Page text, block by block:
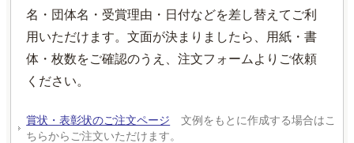
名・団体名・受賞理由・日付などを差し替えてご利
用いただけます。文面が決まりましたら、用紙・書
体・枚数をご確認のうえ、注文フォームよりご依頼
ください。
賞状・表彰状のご注文ページ 文例をもとに作成する場合はこ
ちらからご注文いただけます。